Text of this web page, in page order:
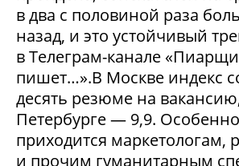
в два с половиной раза
назад, и это устойчивый
в Телеграм-канале
пишет…».В Москве индекс
десять резюме на
Петербурге — 9,9.
приходится маркетологам,
и прочим гуманитарным